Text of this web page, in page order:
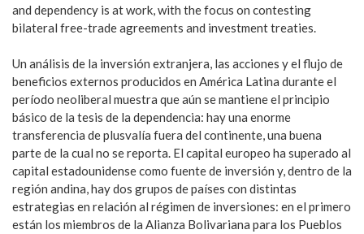
and dependency is at work, with the focus on contesting
bilateral free-trade agreements and investment treaties.
Un análisis de la inversión extranjera, las acciones y el flujo de
beneficios externos producidos en América Latina durante el
período neoliberal muestra que aún se mantiene el principio
básico de la tesis de la dependencia: hay una enorme
transferencia de plusvalía fuera del continente, una buena
parte de la cual no se reporta. El capital europeo ha superado al
capital estadounidense como fuente de inversión y, dentro de la
región andina, hay dos grupos de países con distintas
estrategias en relación al régimen de inversiones: en el primero
están los miembros de la Alianza Bolivariana para los Pueblos